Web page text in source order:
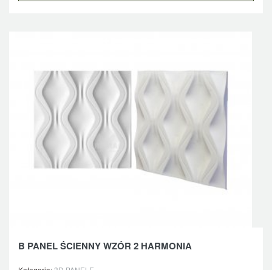
B PANEL ŚCIENNY WZÓR 2 HARMONIA